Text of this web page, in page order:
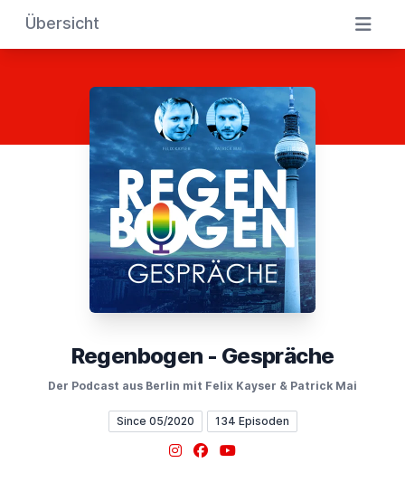
Übersicht
Regenbogen - Gespräche
Der Podcast aus Berlin mit Felix Kayser & Patrick Mai
Since 05/2020 134 Episoden
Instagram
Facebook
YouTube